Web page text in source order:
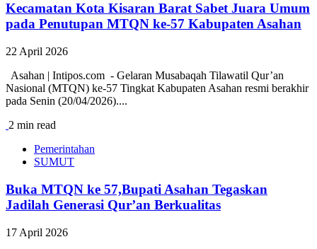
Kecamatan Kota Kisaran Barat Sabet Juara Umum
pada Penutupan MTQN ke-57 Kabupaten Asahan
22 April 2026
Asahan | Intipos.com - Gelaran Musabaqah Tilawatil Qur’an
Nasional (MTQN) ke-57 Tingkat Kabupaten Asahan resmi berakhir
pada Senin (20/04/2026)....
2 min read
Pemerintahan
SUMUT
Buka MTQN ke 57,Bupati Asahan Tegaskan
Jadilah Generasi Qur’an Berkualitas
17 April 2026